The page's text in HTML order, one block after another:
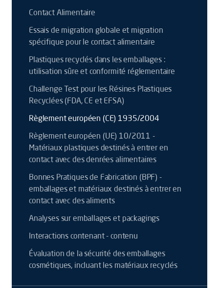
Contact Alimentaire
Essais de migration globale et migration
spécifique pour le contact alimentaire
Plastiques recyclés dans les emballages :
utilisation sûre et conformité réglementaire
Challenge Test pour les Résines Plastiques
Recyclées (FDA, CE et EFSA)
Règlement européen (CE) 1935/2004
Règlement européen (UE) 10/2011 -
Matériaux plastiques destinés à entrer en
contact avec des denrées alimentaires
Bonnes Pratiques de Fabrication (BPF) -
emballages et matériaux destinés à entrer en
contact avec des aliments
Analyses sur emballages et packagings
Interactions contenant - contenu
Évaluation de la sécurité des emballages
cosmétiques, incluant les matériaux recyclés